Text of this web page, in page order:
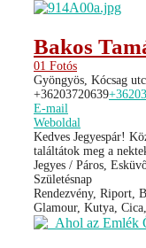
Bakos
01 Fotós
Gyöngyös, Kócsag
+36203720639
E-mail
Weboldal
Kedves Jegyespár!
találtátok meg a
Jegyes / Páros,
Születésnap
Rendezvény, Riport,
Glamour, Kutya,